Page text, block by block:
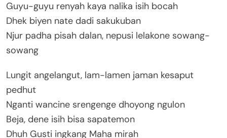
Guyu-guyu renyah kaya nalika isih bocah
Dhek biyen nate dadi sakukuban
Njur padha pisah dalan, nepusi lelakone sowang-
sowang
Lungit angelangut, lam-lamen jaman kesaput
pedhut
Nganti wancine srengenge dhoyong ngulon
Beja, dene isih bisa sapatemon
Dhuh Gusti ingkang Maha mirah